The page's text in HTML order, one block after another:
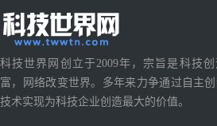
科技世界网创立于2009年，宗旨是科技
富，网络改变世界。多年来力争通过自主
技术实现为科技企业创造最大的价值。